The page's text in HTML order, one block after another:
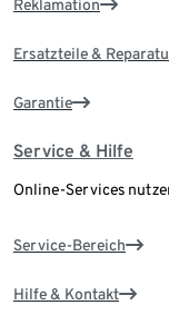
Reklamation
Ersatzteile &
Garantie
Service & Hilfe
Online-Services
Service-Bereich
Hilfe & Kontakt